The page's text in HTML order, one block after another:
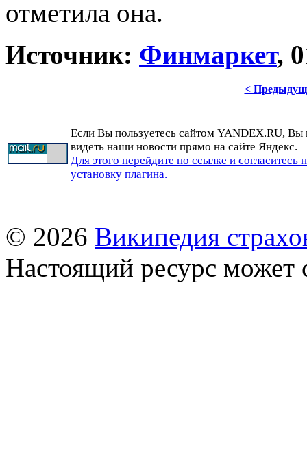
отметила она.
Источник: Финмаркет,
<
Если Вы пользуетесь сайтом YANDEX.RU, Вы
видеть наши новости прямо на сайте Яндекс.
Для этого перейдите по ссылке и согласитесь
установку плагина.
© 2026 Википедия
Настоящий ресурс может